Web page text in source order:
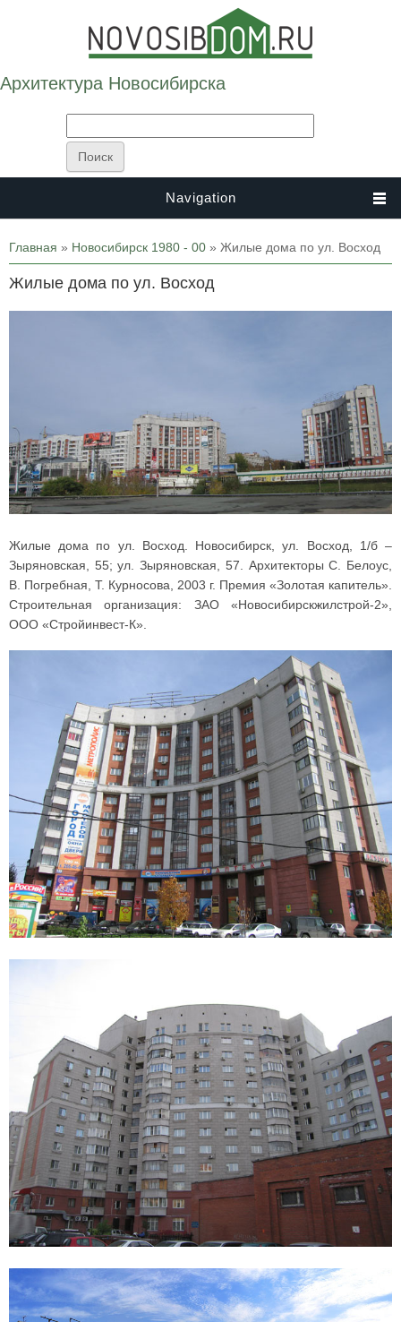
Архитектура Новосибирска
Navigation
Вы здесь
Главная » Новосибирск 1980 - 00 » Жилые дома по ул. Восход
Жилые дома по ул. Восход
Жилые дома по ул. Восход. Новосибирск, ул. Восход, 1/б –
Зыряновская, 55; ул. Зыряновская, 57. Архитекторы С. Белоус,
В. Погребная, Т. Курносова, 2003 г. Премия «Золотая капитель».
Строительная организация: ЗАО «Новосибирскжилстрой-2»,
ООО «Стройинвест-К».